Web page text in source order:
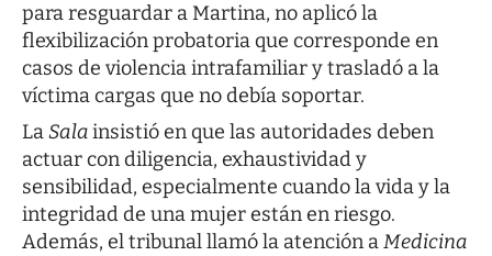
para resguardar a Martina, no aplicó la
flexibilización probatoria que corresponde en
casos de violencia intrafamiliar y trasladó a la
víctima cargas que no debía soportar.
LaSalainsistió en que las autoridades deben
actuar con diligencia, exhaustividad y
sensibilidad, especialmente cuando la vida y la
integridad de una mujer están en riesgo.
Además, el tribunal llamó la atención aMedicina